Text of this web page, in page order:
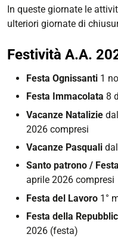
In queste giornate le
ulteriori giornate di
Festività A.A.
Festa Ognissanti 1
Festa Immacolata 8
Vacanze Natalizie
2026 compresi
Vacanze Pasquali
Santo patrono /
aprile 2026 compresi
Festa del Lavoro 1°
Festa della
2026 (festa)